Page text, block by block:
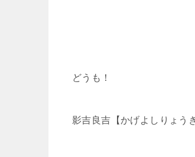
どうも！
影吉良吉【かげよしりょう